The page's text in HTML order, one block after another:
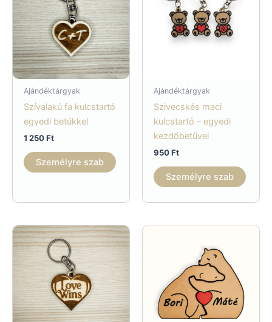
Ajándéktárgyak
Szívalakú fa kulcstartó
egyedi betűkkel
1 250Ft
Személyre szab
Ajándéktárgyak
Szivecskés maci
kulcstartó – egyedi
kezdőbetűvel
950Ft
Személyre szab